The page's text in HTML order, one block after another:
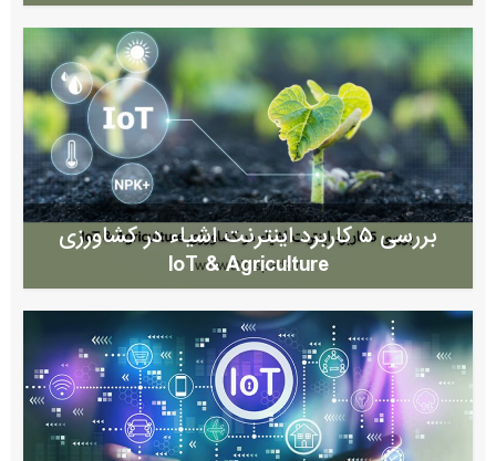
بررسی ۵ کاربرد اینترنت اشیاء در کشاورزی
IoT & Agriculture